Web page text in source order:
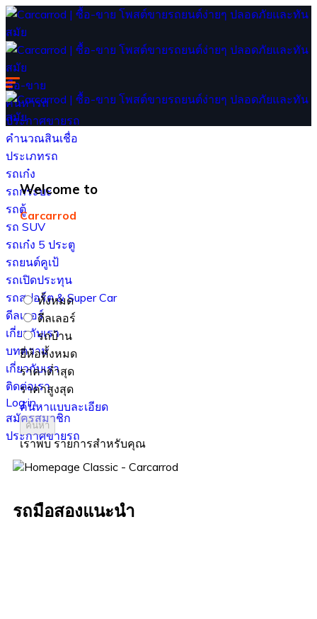
ซื้อ-ขาย
ค้นหารถ
ประกาศขายรถ
คำนวณสินเชื่อ
ประเภทรถ
รถเก๋ง
รถกระบะ
รถตู้
รถ SUV
รถเก๋ง 5 ประตู
รถยนต์คูเป้
รถเปิดประทุน
รถสปอร์ต & Super Car
ดีลเลอร์
เกี่ยวกับเรา
บทความ
เกี่ยวกับเรา
ติดต่อเรา
Log in
สมัครสมาชิก
ประกาศขายรถ
Welcome to
Carcarrod
ทั้งหมด
ดีลเลอร์
รถบ้าน
ยี่ห้อทั้งหมด
ราคาต่ำสุด
ราคาสูงสุด
ค้นหาแบบละเอียด
ค้นหา
เราพบรายการสำหรับคุณ
รถมือสองแนะนำ